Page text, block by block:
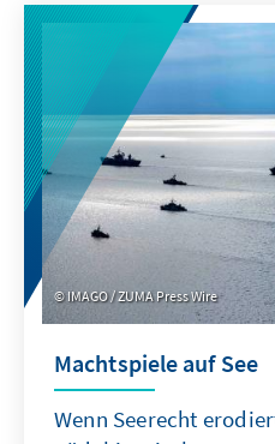
oder die Spezifikation.
deshalb nicht darum,
Verzögerung
eigene Modelle zu
außereuropäische so
Produkte besser zu
Strukturen passen.
IMAGO / ZUMA Press Wire
Machtspiele auf See
Wenn Seerecht